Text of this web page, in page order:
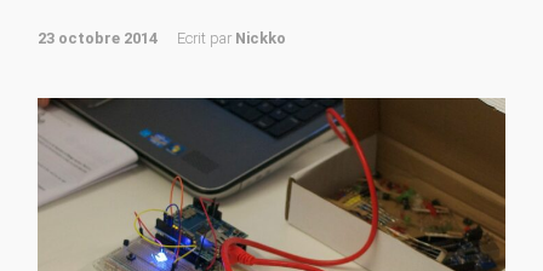
23 octobre 2014 Ecrit par Nickko